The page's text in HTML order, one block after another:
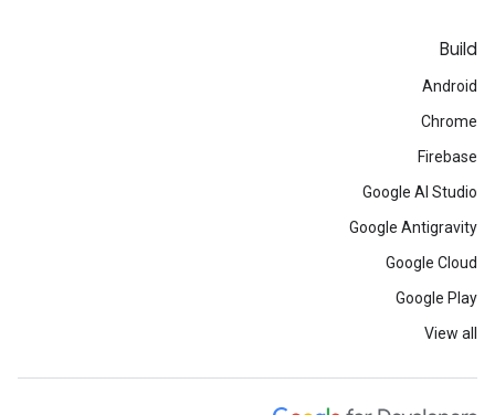
Build
Android
Chrome
Firebase
Google AI Studio
Google Antigravity
Google Cloud
Google Play
View all